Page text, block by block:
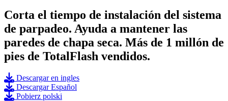
Corta el tiempo de instalación del sistema
de parpadeo. Ayuda a mantener las
paredes de chapa seca. Más de 1 millón de
pies de TotalFlash vendidos.
Descargar en ingles
Descargar Español
Pobierz polski